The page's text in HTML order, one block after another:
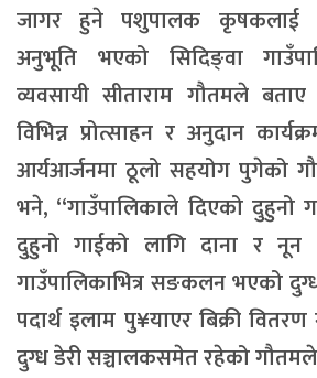
जागर हुने पशुपालक कृषकलाई
अनुभूति भएको सिदिङ्वा
व्यवसायी सीताराम गौतमले
विभिन्न प्रोत्साहन र अनुदान
आर्यआर्जनमा ठूलो सहयोग पुगेको
भने, “गाउँपालिकाले दिएको दुहुनो
दुहुनो गाईको लागि दाना र
गाउँपालिकाभित्र सङकलन भएको
पदार्थ इलाम पु¥याएर बिक्री
दुग्ध डेरी सञ्चालकसमेत रहेको